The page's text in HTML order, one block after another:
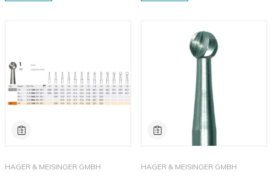
HAGER & MEISINGER GMBH HAGER & MEISINGER GMBH